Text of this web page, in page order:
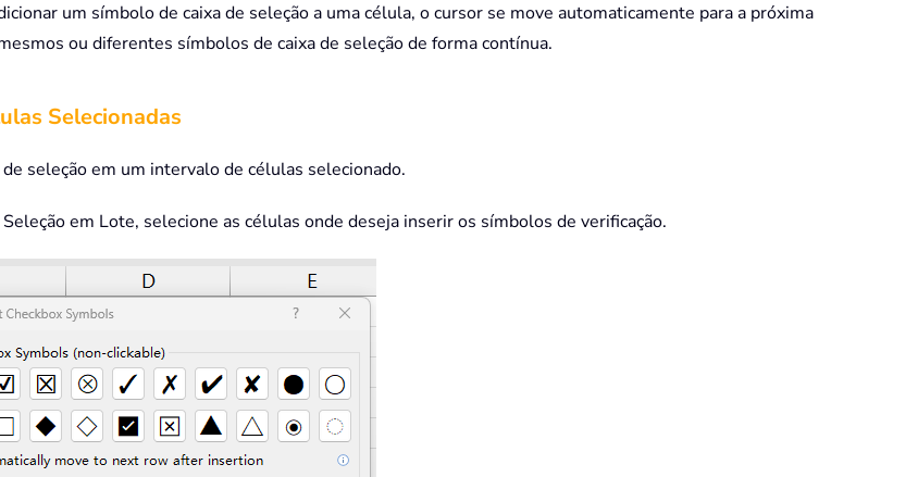
um símbolo de caixa de seleção a uma célula, o cursor se move automaticamente para a próxima
ou diferentes símbolos de caixa de seleção de forma contínua.
Selecionadas
seleção em um intervalo de células selecionado.
em Lote, selecione as células onde deseja inserir os símbolos de verificação.